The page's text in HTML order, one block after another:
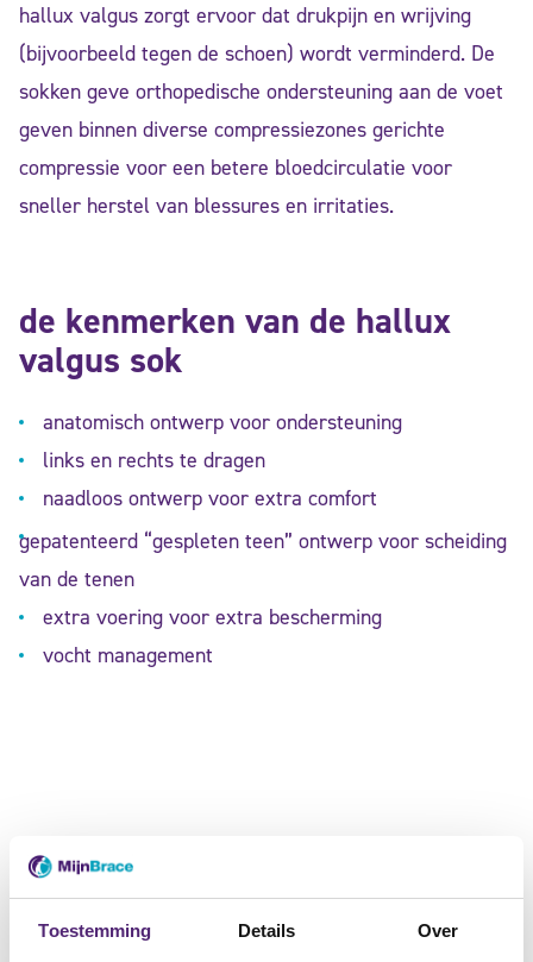
Toestemming Details Over
hallux valgus zorgt ervoor dat drukpijn en wrijving
(bijvoorbeeld tegen de schoen) wordt verminderd. De
sokken geve orthopedische ondersteuning aan de voet
geven binnen diverse compressiezones gerichte
compressie voor een betere bloedcirculatie voor
sneller herstel van blessures en irritaties.
de kenmerken van de hallux
valgus sok
anatomisch ontwerp voor ondersteuning
links en rechts te dragen
naadloos ontwerp voor extra comfort
gepatenteerd “gespleten teen” ontwerp voor scheiding
van de tenen
extra voering voor extra bescherming
vocht management
gerelateerde producten